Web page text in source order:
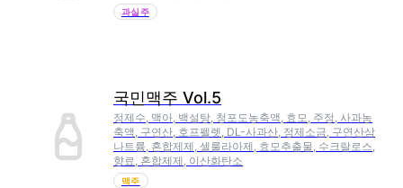
과실주
국민맥주 Vol.5
정제수, 맥아, 백설탕, 청포도농축액, 효모, 주정, 사과농
축액, 구연산, 호프펠렛, DL-사과산, 정제소금, 구연산삼
나트륨, 혼합제제, 셀룰라아제, 효모추출물, 수크랄로스,
향료, 혼합제제, 이산화탄소
맥주